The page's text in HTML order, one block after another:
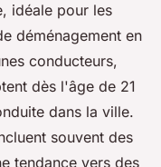
idéale pour les
déménagement en
conducteurs,
dès l'âge de 21
dans la ville.
souvent des
tendance vers des